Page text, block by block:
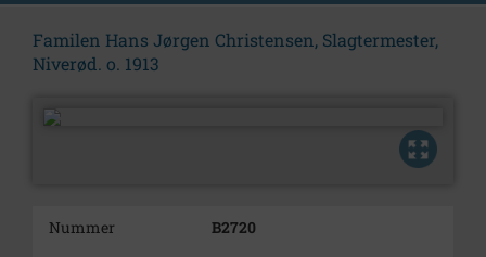
Familen Hans Jørgen Christensen, Slagtermester,
Niverød. o. 1913
Nummer
B2720